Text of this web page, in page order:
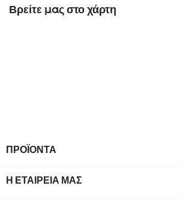
Βρείτε μας στο χάρτη
ΠΡΟΪΌΝΤΑ
Η ΕΤΑΙΡΕΊΑ ΜΑΣ